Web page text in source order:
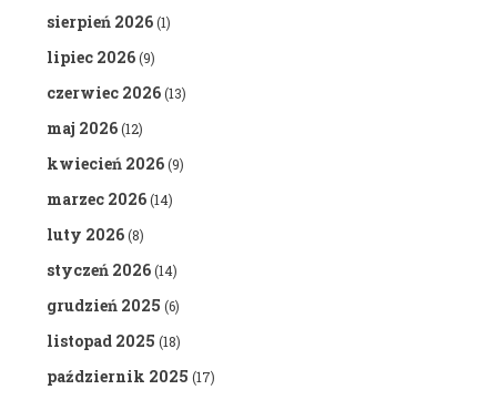
sierpień 2026(1)
lipiec 2026(9)
czerwiec 2026(13)
maj 2026(12)
kwiecień 2026(9)
marzec 2026(14)
luty 2026(8)
styczeń 2026(14)
grudzień 2025 (6)
listopad 2025 (18)
październik 2025 (17)